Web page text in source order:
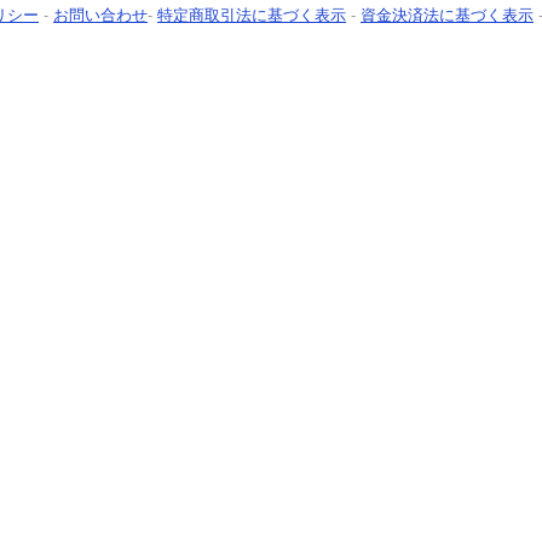
シー - お問い合わせ- 特定商取引法に基づく表示 - 資金決済法に基づく表示 -